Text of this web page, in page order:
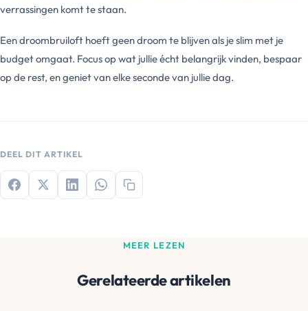
verrassingen komt te staan.
Een droombruiloft hoeft geen droom te blijven als je slim met je
budget omgaat. Focus op wat jullie écht belangrijk vinden, bespaar
op de rest, en geniet van elke seconde van jullie dag.
DEEL DIT ARTIKEL
MEER LEZEN
Gerelateerde artikelen